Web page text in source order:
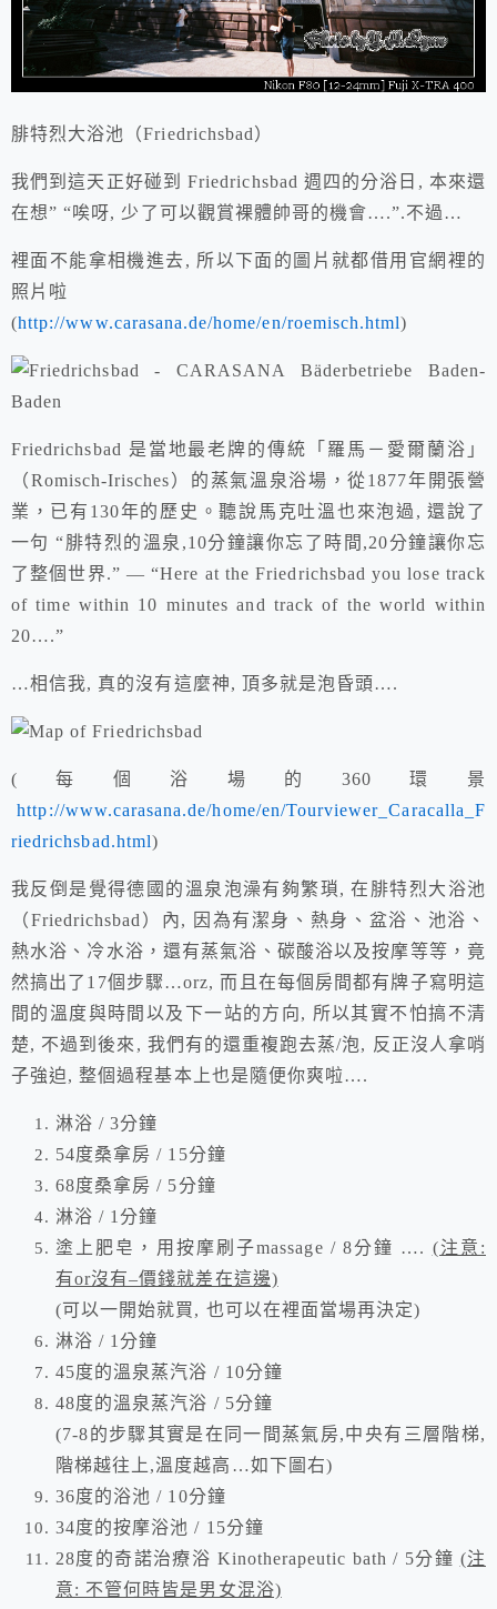
腓特烈大浴池 （Friedrichsbad）
我們到這天正好碰到 Friedrichsbad 週四的分浴日, 本來還
在想” “唉呀, 少了可以觀賞裸體帥哥的機會….”.不過…
裡面不能拿相機進去, 所以下面的圖片就都借用官網裡的
照片啦
(http://www.carasana.de/home/en/roemisch.html)
Friedrichsbad 是當地最老牌的傳統「羅馬－愛爾蘭浴」
（Romisch-Irisches） 的蒸氣溫泉浴場，從1877年開張營
業，已有130年的歷史。聽說馬克吐溫也來泡過, 還說了
一句 “腓特烈的溫泉,10分鐘讓你忘了時間,20分鐘讓你忘
了整個世界.” —“Here at the Friedrichsbad you lose track
of time within 10 minutes and track of the world within
20….”
…相信我, 真的沒有這麼神, 頂多就是泡昏頭….
(每個浴場的360環景
http://www.carasana.de/home/en/Tourviewer_Caracalla_F
riedrichsbad.html)
我反倒是覺得德國的溫泉泡澡有夠繁瑣, 在腓特烈大浴池
（Friedrichsbad） 內, 因為有潔身、熱身、盆浴、池浴、
熱水浴、冷水浴，還有蒸氣浴、碳酸浴以及按摩等等，竟
然搞出了17個步驟…orz, 而且在每個房間都有牌子寫明這
間的溫度與時間以及下一站的方向, 所以其實不怕搞不清
楚, 不過到後來, 我們有的還重複跑去蒸/泡, 反正沒人拿哨
子強迫, 整個過程基本上也是隨便你爽啦….
淋浴 / 3分鐘
54度桑拿房 / 15分鐘
68度桑拿房 / 5分鐘
淋浴 / 1分鐘
塗上肥皂，用按摩刷子massage / 8分鐘 …. (注意:
有or沒有–價錢就差在這邊)
(可以一開始就買, 也可以在裡面當場再決定)
淋浴 / 1分鐘
45度的溫泉蒸汽浴 / 10分鐘
48度的溫泉蒸汽浴 / 5分鐘
(7-8的步驟其實是在同一間蒸氣房,中央有三層階梯,
階梯越往上,溫度越高…如下圖右)
36度的浴池 / 10分鐘
34度的按摩浴池 / 15分鐘
28度的奇諾治療浴 Kinotherapeutic bath / 5分鐘 (注
意: 不管何時皆是男女混浴)